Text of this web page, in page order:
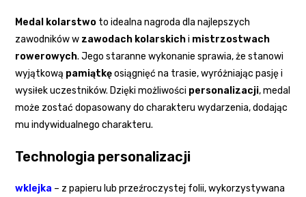
Medal kolarstwo to idealna nagroda dla najlepszych
zawodników w zawodach kolarskichi mistrzostwach
rowerowych. Jego staranne wykonanie sprawia, że stanowi
wyjątkową pamiątkęosiągnięć na trasie, wyróżniając pasję i
wysiłek uczestników. Dzięki możliwości personalizacji, medal
może zostać dopasowany do charakteru wydarzenia, dodając
mu indywidualnego charakteru.
Technologia personalizacji
wklejka – z papieru lub przeźroczystej folii, wykorzystywana